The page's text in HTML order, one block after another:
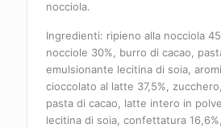
nocciola.
Ingredienti: ripieno alla nocciola
nocciole 30%, burro di cacao,
emulsionante lecitina di soia,
cioccolato al latte 37,5%,
pasta di cacao, latte intero in
lecitina di soia, confettatura